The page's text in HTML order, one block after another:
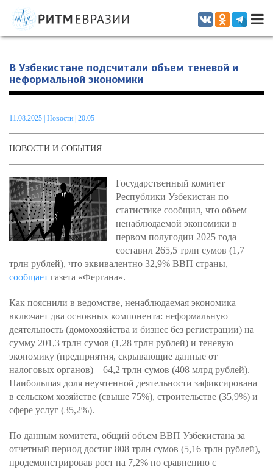
Информационно-аналитическое издание, посвященное актуальным
проблемам интеграции на постсоветском пространстве
В Узбекистане подсчитали объем теневой и
неформальной экономики
11.08.2025 Новости | 20.05
НОВОСТИ И СОБЫТИЯ
Государственный комитет
Республики Узбекистан по
статистике сообщил, что объем
ненаблюдаемой экономики в
первом полугодии 2025 года
составил 265,5 трлн сумов (1,7
трлн рублей), что эквивалентно 32,9% ВВП страны,
сообщает газета «Фергана».
Как пояснили в ведомстве, ненаблюдаемая экономика
включает два основных компонента: неформальную
деятельность (домохозяйства и бизнес без регистрации) на
сумму 201,3 трлн сумов (1,28 трлн рублей) и теневую
экономику (предприятия, скрывающие данные от
налоговых органов) – 64,2 трлн сумов (408 млрд рублей).
Наибольшая доля неучтенной деятельности зафиксирована
в сельском хозяйстве (свыше 75%), строительстве (35,9%) и
сфере услуг (35,2%).
По данным комитета, общий объем ВВП Узбекистана за
отчетный период достиг 808 трлн сумов (5,16 трлн рублей),
продемонстрировав рост на 7,2% по сравнению с